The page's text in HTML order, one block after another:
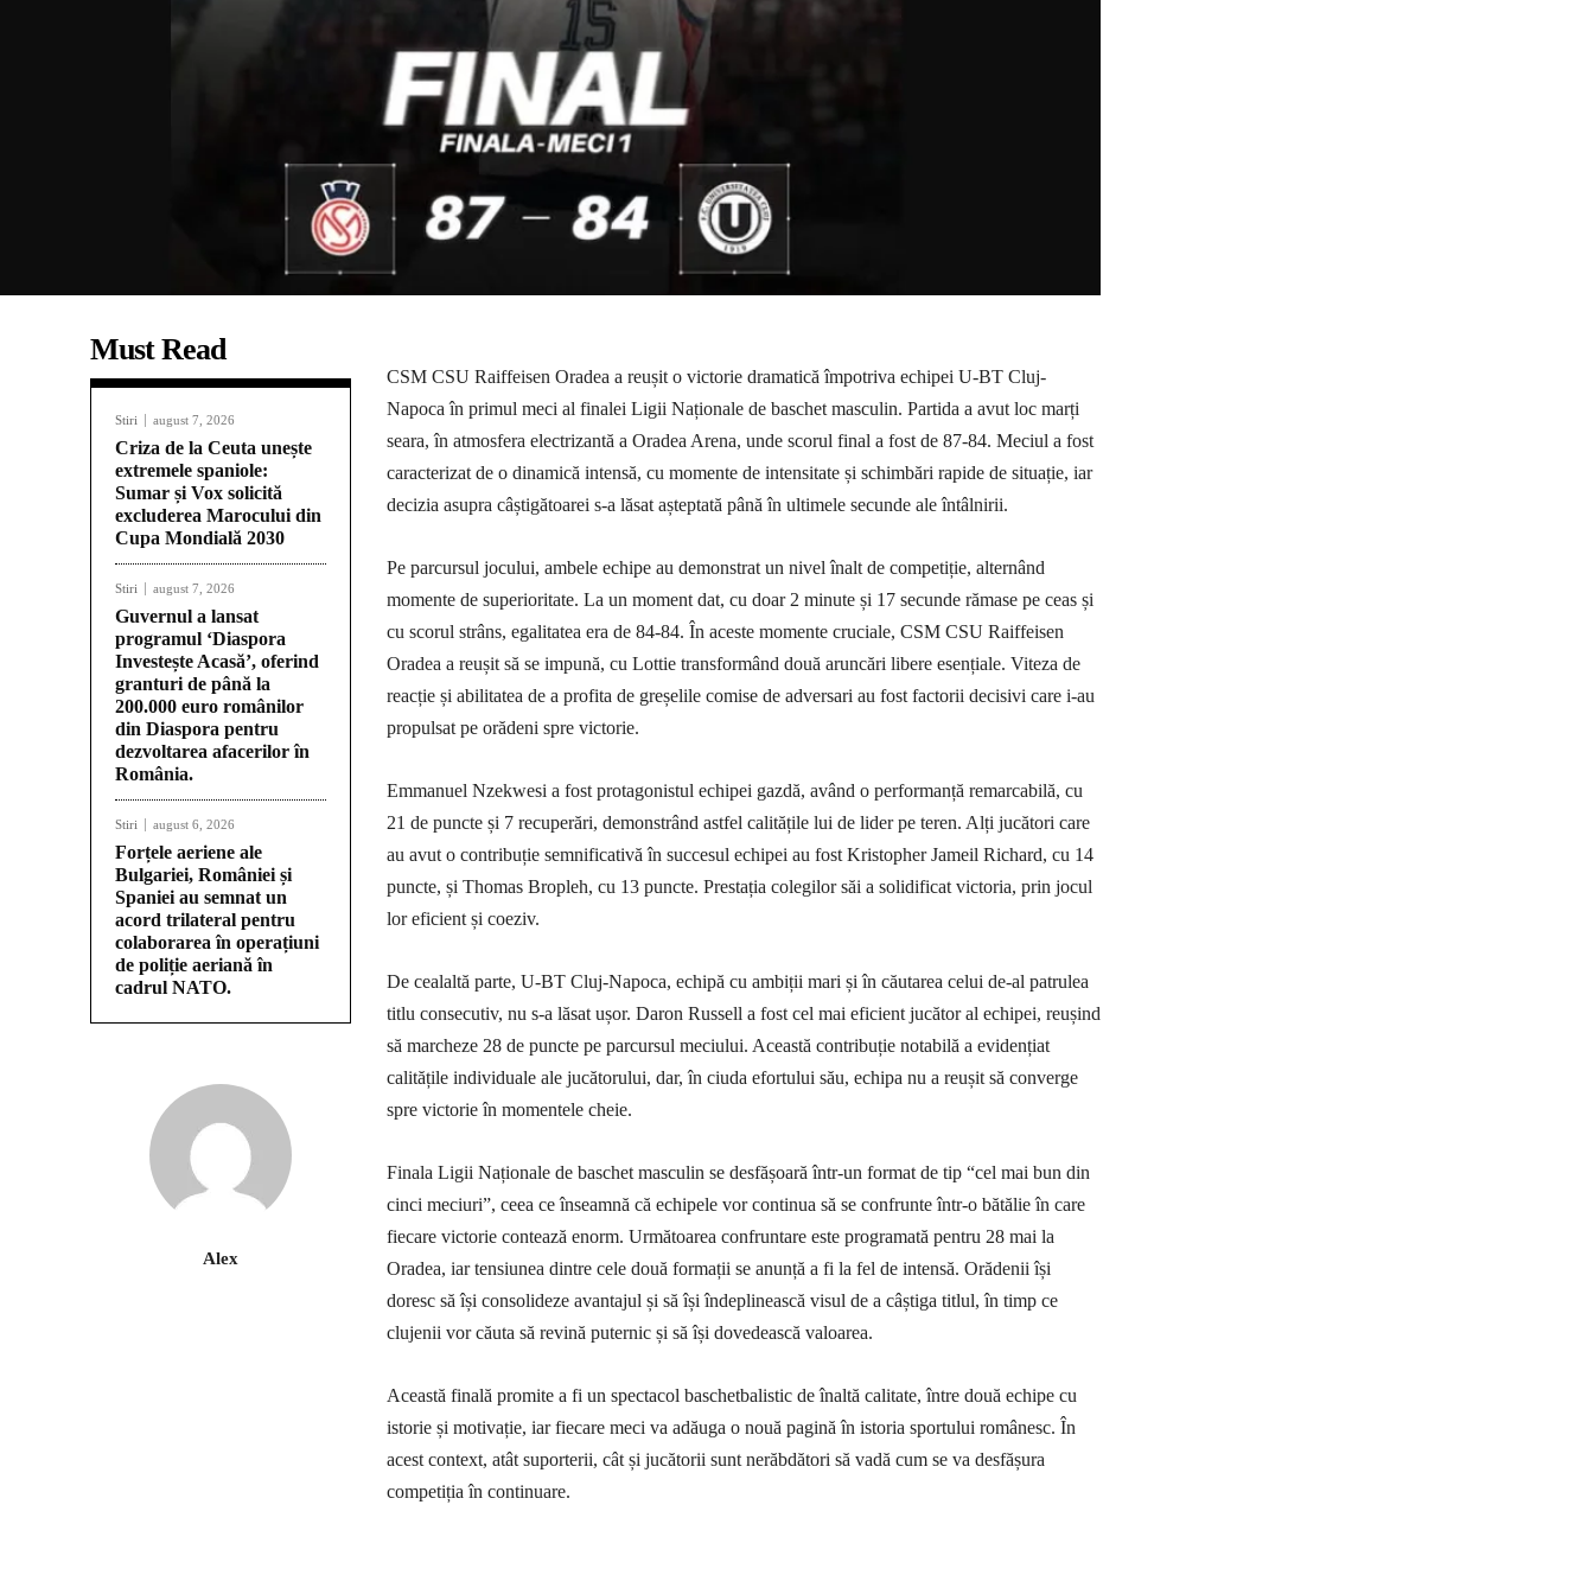
Must Read
Stiri august 7, 2026
Criza de la Ceuta unește
extremele spaniole:
Sumar și Vox solicită
excluderea Marocului din
Cupa Mondială 2030
Stiri august 7, 2026
Guvernul a lansat
programul ‘Diaspora
Investește Acasă’, oferind
granturi de până la
200.000 euro românilor
din Diaspora pentru
dezvoltarea afacerilor în
România.
Stiri august 6, 2026
Forțele aeriene ale
Bulgariei, României și
Spaniei au semnat un
acord trilateral pentru
colaborarea în operațiuni
de poliție aeriană în
cadrul NATO.
Alex
CSM CSU Raiffeisen Oradea a reușit o victorie dramatică împotriva echipei U-BT Cluj-
Napoca în primul meci al finalei Ligii Naționale de baschet masculin. Partida a avut loc marți
seara, în atmosfera electrizantă a Oradea Arena, unde scorul final a fost de 87-84. Meciul a fost
caracterizat de o dinamică intensă, cu momente de intensitate și schimbări rapide de situație, iar
decizia asupra câștigătoarei s-a lăsat așteptată până în ultimele secunde ale întâlnirii.
Pe parcursul jocului, ambele echipe au demonstrat un nivel înalt de competiție, alternând
momente de superioritate. La un moment dat, cu doar 2 minute și 17 secunde rămase pe ceas și
cu scorul strâns, egalitatea era de 84-84. În aceste momente cruciale, CSM CSU Raiffeisen
Oradea a reușit să se impună, cu Lottie transformând două aruncări libere esențiale. Viteza de
reacție și abilitatea de a profita de greșelile comise de adversari au fost factorii decisivi care i-au
propulsat pe orădeni spre victorie.
Emmanuel Nzekwesi a fost protagonistul echipei gazdă, având o performanță remarcabilă, cu
21 de puncte și 7 recuperări, demonstrând astfel calitățile lui de lider pe teren. Alți jucători care
au avut o contribuție semnificativă în succesul echipei au fost Kristopher Jameil Richard, cu 14
puncte, și Thomas Bropleh, cu 13 puncte. Prestația colegilor săi a solidificat victoria, prin jocul
lor eficient și coeziv.
De cealaltă parte, U-BT Cluj-Napoca, echipă cu ambiții mari și în căutarea celui de-al patrulea
titlu consecutiv, nu s-a lăsat ușor. Daron Russell a fost cel mai eficient jucător al echipei, reușind
să marcheze 28 de puncte pe parcursul meciului. Această contribuție notabilă a evidențiat
calitățile individuale ale jucătorului, dar, în ciuda efortului său, echipa nu a reușit să converge
spre victorie în momentele cheie.
Finala Ligii Naționale de baschet masculin se desfășoară într-un format de tip “cel mai bun din
cinci meciuri”, ceea ce înseamnă că echipele vor continua să se confrunte într-o bătălie în care
fiecare victorie contează enorm. Următoarea confruntare este programată pentru 28 mai la
Oradea, iar tensiunea dintre cele două formații se anunță a fi la fel de intensă. Orădenii își
doresc să își consolideze avantajul și să își îndeplinească visul de a câștiga titlul, în timp ce
clujenii vor căuta să revină puternic și să își dovedească valoarea.
Această finală promite a fi un spectacol baschetbalistic de înaltă calitate, între două echipe cu
istorie și motivație, iar fiecare meci va adăuga o nouă pagină în istoria sportului românesc. În
acest context, atât suporterii, cât și jucătorii sunt nerăbdători să vadă cum se va desfășura
competiția în continuare.